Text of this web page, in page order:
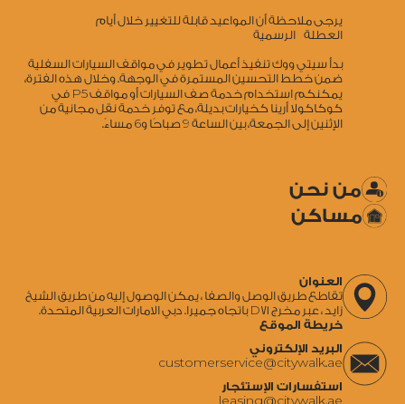
يرجى ملاحظة أن المواعيد قابلة للتغيير خلال أيام
العطلة الرسمية
بدأ سيتي ووك تنفيذ أعمال تطوير في مواقف السيارات السفلية
ضمن خطط التحسين المستمرة في الوجهة. وخلال هذه الفترة،
يمكنكم استخدام خدمة صف السيارات أو مواقف P5
في
كوكاكولا أرينا كخيارات بديلة، مع توفر خدمة نقل مجانية من
الإثنين إلى الجمعة، بين الساعة 9صباحًا و6 مساءً.
من نحن
مساكن
العنوان
تقاطع طريق الوصل والصفا ، يمكن الوصول إليه من طريق الشيخ
زايد ، عبر مخرج D71 باتجاه جميرا. دبي الامارات العربية المتحدة.
خريطة الموقع
البريد الإلكتروني
‍customerservice@citywalk.ae
استفسارات الإستئجار
‍leasing@citywalk.ae